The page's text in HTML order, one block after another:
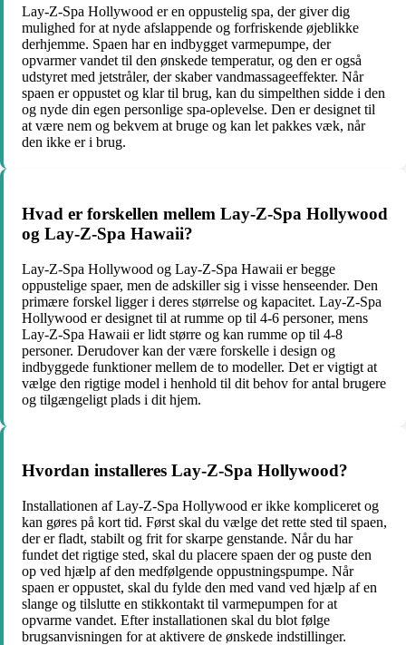
Lay-Z-Spa Hollywood er en oppustelig spa, der giver dig
mulighed for at nyde afslappende og forfriskende øjeblikke
derhjemme. Spaen har en indbygget varmepumpe, der
opvarmer vandet til den ønskede temperatur, og den er også
udstyret med jetstråler, der skaber vandmassageeffekter. Når
spaen er oppustet og klar til brug, kan du simpelthen sidde i den
og nyde din egen personlige spa-oplevelse. Den er designet til
at være nem og bekvem at bruge og kan let pakkes væk, når
den ikke er i brug.
Hvad er forskellen mellem Lay-Z-Spa Hollywood
og Lay-Z-Spa Hawaii?
Lay-Z-Spa Hollywood og Lay-Z-Spa Hawaii er begge
oppustelige spaer, men de adskiller sig i visse henseender. Den
primære forskel ligger i deres størrelse og kapacitet. Lay-Z-Spa
Hollywood er designet til at rumme op til 4-6 personer, mens
Lay-Z-Spa Hawaii er lidt større og kan rumme op til 4-8
personer. Derudover kan der være forskelle i design og
indbyggede funktioner mellem de to modeller. Det er vigtigt at
vælge den rigtige model i henhold til dit behov for antal brugere
og tilgængeligt plads i dit hjem.
Hvordan installeres Lay-Z-Spa Hollywood?
Installationen af Lay-Z-Spa Hollywood er ikke kompliceret og
kan gøres på kort tid. Først skal du vælge det rette sted til spaen,
der er fladt, stabilt og frit for skarpe genstande. Når du har
fundet det rigtige sted, skal du placere spaen der og puste den
op ved hjælp af den medfølgende oppustningspumpe. Når
spaen er oppustet, skal du fylde den med vand ved hjælp af en
slange og tilslutte en stikkontakt til varmepumpen for at
opvarme vandet. Efter installationen skal du blot følge
brugsanvisningen for at aktivere de ønskede indstillinger.